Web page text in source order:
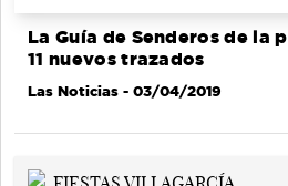
La Guía de Senderos de la
11 nuevos trazados
Las Noticias - 03/04/2019